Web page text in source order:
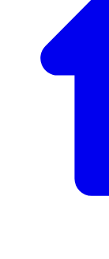
Últimas Noticias
Noticias